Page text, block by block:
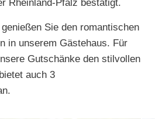
Rheinland-Pfalz bestätigt.
Sie den romantischen
in unserem Gästehaus. Für
Gutschänke den stilvollen
auch 3